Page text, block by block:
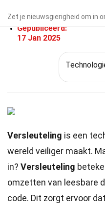
Zet je nieuwsgierigheid om in
Shaina Sousa
Gepubliceerd:
17 Jan 2025
Versleuteling is een
wereld veiliger maakt.
in? Versleuteling
omzetten van leesbare
code. Dit zorgt ervoor